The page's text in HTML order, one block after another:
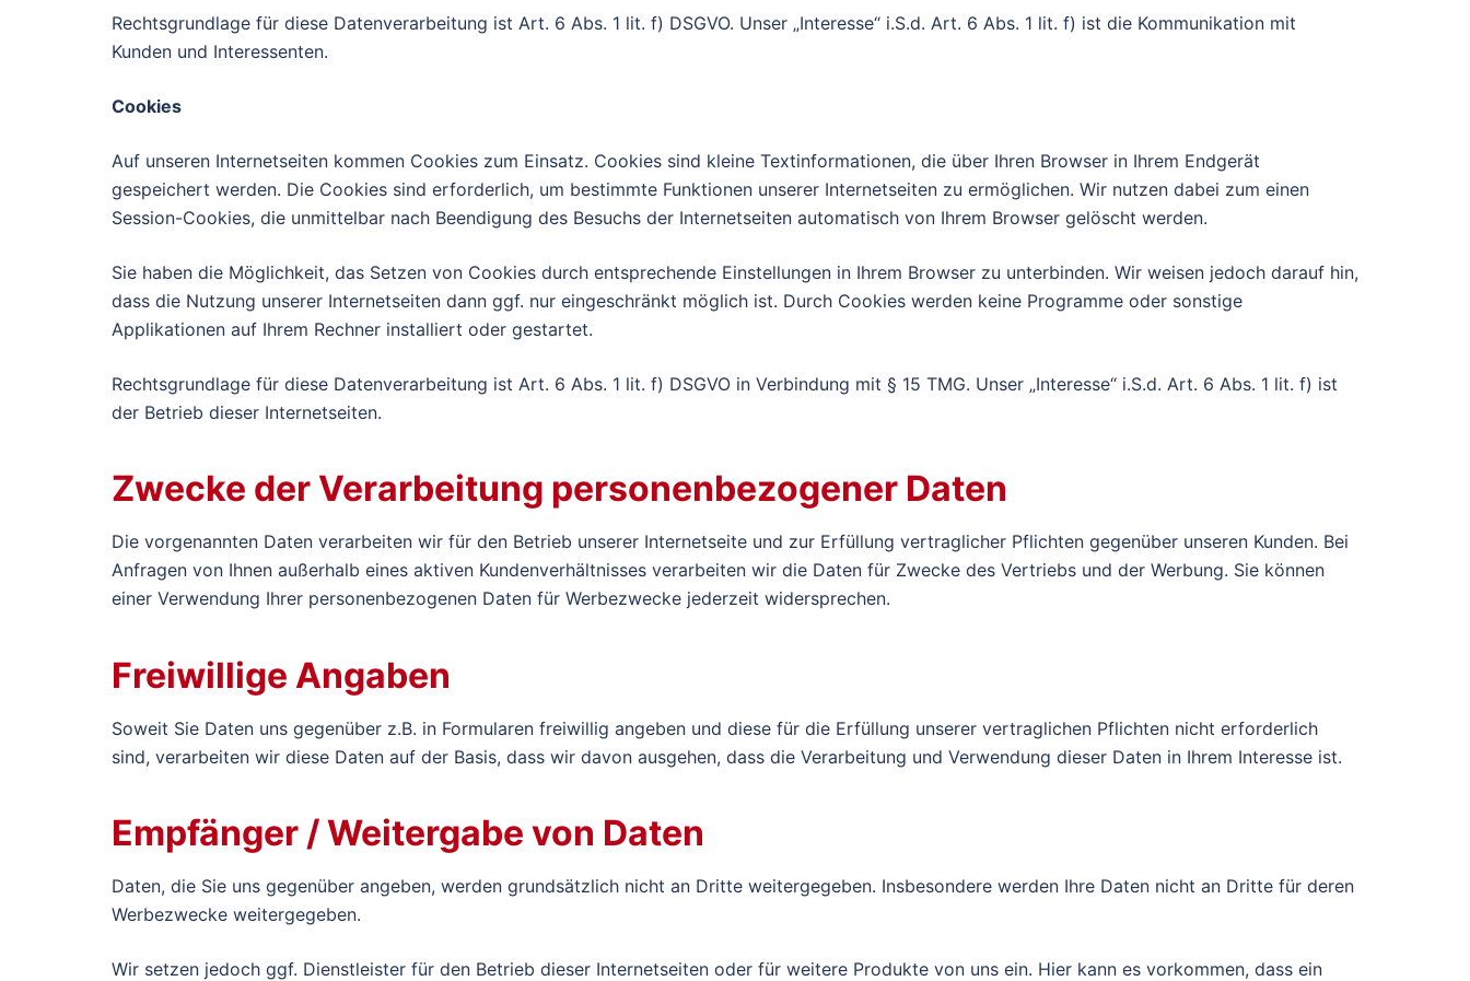
Rechtsgrundlage für diese Datenverarbeitung ist Art. 6 Abs. 1 lit. f) DSGVO. Unser „Interesse“ i.S.d. Art. 6 Abs. 1 lit. f) ist die Kommunikation mit
Kunden und Interessenten.
Cookies
Auf unseren Internetseiten kommen Cookies zum Einsatz. Cookies sind kleine Textinformationen, die über Ihren Browser in Ihrem Endgerät
gespeichert werden. Die Cookies sind erforderlich, um bestimmte Funktionen unserer Internetseiten zu ermöglichen. Wir nutzen dabei zum einen
Session-Cookies, die unmittelbar nach Beendigung des Besuchs der Internetseiten automatisch von Ihrem Browser gelöscht werden.
Sie haben die Möglichkeit, das Setzen von Cookies durch entsprechende Einstellungen in Ihrem Browser zu unterbinden. Wir weisen jedoch darauf hin,
dass die Nutzung unserer Internetseiten dann ggf. nur eingeschränkt möglich ist. Durch Cookies werden keine Programme oder sonstige
Applikationen auf Ihrem Rechner installiert oder gestartet.
Rechtsgrundlage für diese Datenverarbeitung ist Art. 6 Abs. 1 lit. f) DSGVO in Verbindung mit § 15 TMG. Unser „Interesse“ i.S.d. Art. 6 Abs. 1 lit. f) ist
der Betrieb dieser Internetseiten.
Zwecke der Verarbeitung personenbezogener Daten
Die vorgenannten Daten verarbeiten wir für den Betrieb unserer Internetseite und zur Erfüllung vertraglicher Pflichten gegenüber unseren Kunden. Bei
Anfragen von Ihnen außerhalb eines aktiven Kundenverhältnisses verarbeiten wir die Daten für Zwecke des Vertriebs und der Werbung. Sie können
einer Verwendung Ihrer personenbezogenen Daten für Werbezwecke jederzeit widersprechen.
Freiwillige Angaben
Soweit Sie Daten uns gegenüber z.B. in Formularen freiwillig angeben und diese für die Erfüllung unserer vertraglichen Pflichten nicht erforderlich
sind, verarbeiten wir diese Daten auf der Basis, dass wir davon ausgehen, dass die Verarbeitung und Verwendung dieser Daten in Ihrem Interesse ist.
Empfänger / Weitergabe von Daten
Daten, die Sie uns gegenüber angeben, werden grundsätzlich nicht an Dritte weitergegeben. Insbesondere werden Ihre Daten nicht an Dritte für deren
Werbezwecke weitergegeben.
Wir setzen jedoch ggf. Dienstleister für den Betrieb dieser Internetseiten oder für weitere Produkte von uns ein. Hier kann es vorkommen, dass ein